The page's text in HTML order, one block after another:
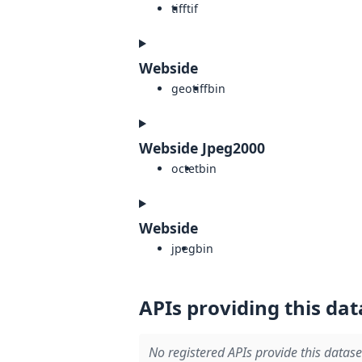
tifftif
Webside
geotiffbin
Webside Jpeg2000
octetbin
Webside
jpegbin
APIs providing this
No registered APIs provide this